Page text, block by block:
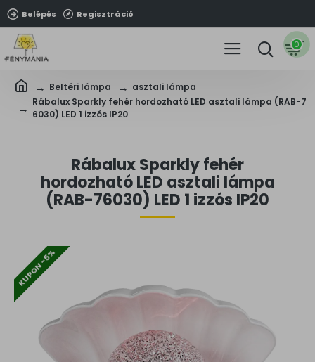
Belépés Regisztráció
0
Beltéri lámpa
asztali lámpa
Rábalux Sparkly fehér hordozható LED asztali lámpa (RAB-7
6030) LED 1 izzós IP20
Rábalux Sparkly fehér
hordozható LED asztali lámpa
(RAB-76030) LED 1 izzós IP20
KUPON -5%